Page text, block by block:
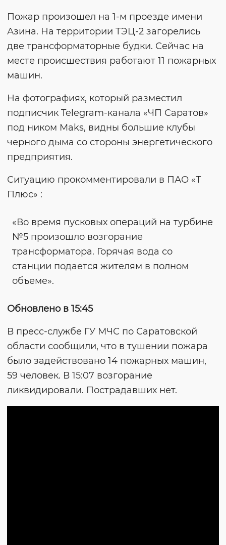
Пожар произошел на 1-м проезде имени
Азина. На территории ТЭЦ-2 загорелись
две трансформаторные будки. Сейчас на
месте происшествия работают 11 пожарных
машин.
На фотографиях, который разместил
подписчик Telegram-канала «ЧП Саратов»
под ником Maks, видны большие клубы
черного дыма со стороны энергетического
предприятия.
Ситуацию прокомментировали в ПАО «Т
Плюс» :
«Во время пусковых операций на турбине
№5 произошло возгорание
трансформатора. Горячая вода со
станции подается жителям в полном
объеме».
Обновлено в 15:45
В пресс-службе ГУ МЧС по Саратовской
области сообщили, что в тушении пожара
было задействовано 14 пожарных машин,
59 человек. В 15:07 возгорание
ликвидировали. Пострадавших нет.